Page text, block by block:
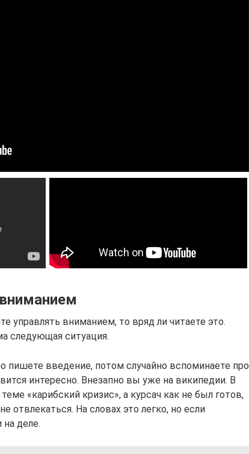
управлять вниманием, то вряд ли читаете это.
следующая ситуация.
пишете введение, потом случайно вспоминаете про
интересно. Внезапно вы уже на википедии. В
«карибский кризис», а курсач как не был готов,
отвлекаться. На словах это легко, но если
деле.